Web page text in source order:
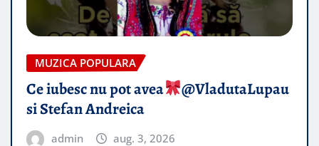
MUZICA POPULARA
Ce iubesc nu pot avea
​@VladutaLupau
si Stefan Andreica
admin aug. 3, 2026